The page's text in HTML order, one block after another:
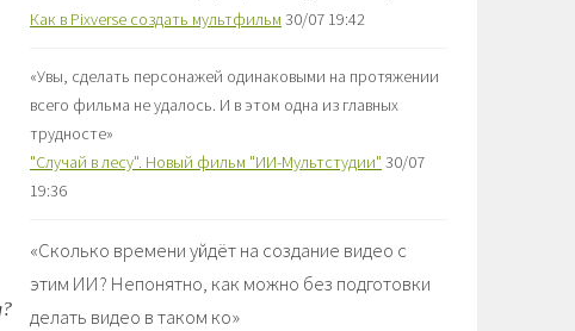
Как в Pixverse создать мультфильм 30/07 19:42
«Увы, сделать персонажей одинаковыми на протяжении
всего фильма не удалось. И в этом одна из главных
трудносте»
"Случай в лесу". Новый фильм "ИИ-Мультстудии" 30/07
19:36
«Сколько времени уйдёт на создание видео с
этим ИИ? Непонятно, как можно без подготовки
делать видео в таком ко»